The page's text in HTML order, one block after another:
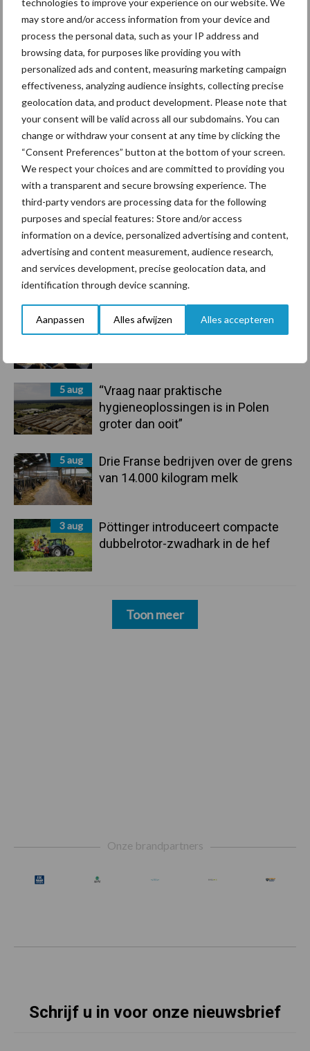
may store and/or access information from your device and
process the personal data, such as your IP address and
browsing data, for purposes like providing you with
personalized ads and content, measuring marketing campaign
effectiveness, analyzing audience insights, collecting precise
geolocation data, and product development. Please note that
your consent will be valid across all our subdomains. You can
change or withdraw your consent at any time by clicking the
“Consent Preferences” button at the bottom of your screen.
We respect your choices and are committed to providing you
with a transparent and secure browsing experience. The
third-party vendors are processing data for the following
purposes and special features: Store and/or access
information on a device, personalized advertising and content,
advertising and content measurement, audience research,
and services development, precise geolocation data, and
identification through device scanning.
Aanpassen Alles afwijzen Alles accepteren
Primaire
Sidebar
Recent nieuws Partner nieuws
6 aug
ForFarmers ziet volume en
marktaandeel groeien in krimpende
Nederlandse markt
6 aug
Tien praktische tips voor een
5 aug
“Vraag naar praktische
hygieneoplossingen is in Polen
groter dan ooit”
5 aug
Drie Franse bedrijven over de grens
van 14.000 kilogram melk
3 aug
Pöttinger introduceert compacte
dubbelrotor-zwadhark in de hef
Toon meer
Mastitis Hittestress
Toon meer
Onze brandpartners
Schrijf u in voor onze nieuwsbrief